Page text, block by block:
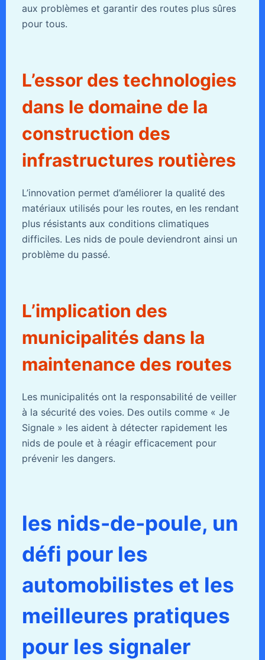
aux problèmes et garantir des routes plus sûres
pour tous.
L’essor des technologies
dans le domaine de la
construction des
infrastructures routières
L’innovation permet d’améliorer la qualité des
matériaux utilisés pour les routes, en les rendant
plus résistants aux conditions climatiques
difficiles. Les nids de poule deviendront ainsi un
problème du passé.
L’implication des
municipalités dans la
maintenance des routes
Les municipalités ont la responsabilité de veiller
à la sécurité des voies. Des outils comme « Je
Signale » les aident à détecter rapidement les
nids de poule et à réagir efficacement pour
prévenir les dangers.
les nids-de-poule, un
défi pour les
automobilistes et les
meilleures pratiques
pour les signaler